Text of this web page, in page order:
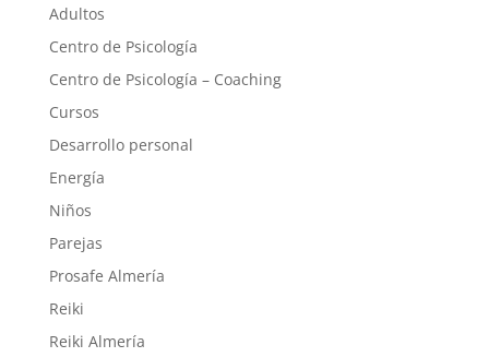
Adultos
Centro de Psicología
Centro de Psicología – Coaching
Cursos
Desarrollo personal
Energía
Niños
Parejas
Prosafe Almería
Reiki
Reiki Almería